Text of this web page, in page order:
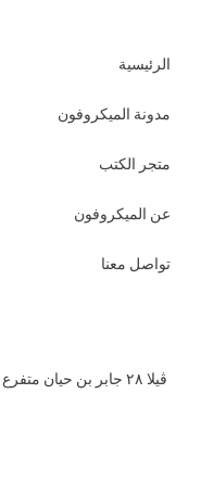
الرئيسية
مدونة الميكروفون
متجر الكتب
عن الميكروفون
تواصل معنا
ڤيلا ٢٨ جابر بن